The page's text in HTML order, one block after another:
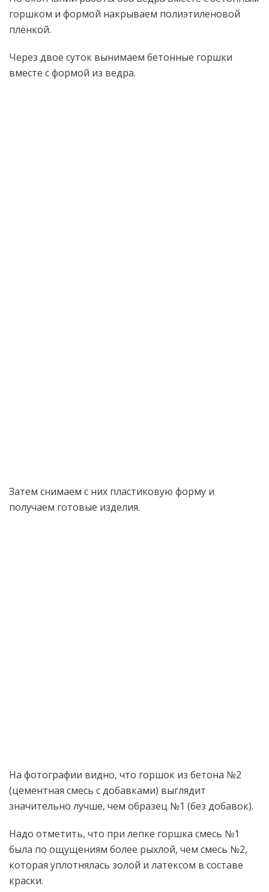
горшком и формой накрываем полиэтиленовой
пленкой.
Через двое суток вынимаем бетонные горшки
вместе с формой из ведра.
Затем снимаем с них пластиковую форму и
получаем готовые изделия.
На фотографии видно, что горшок из бетона №2
(цементная смесь с добавками) выглядит
значительно лучше, чем образец №1 (без добавок).
Надо отметить, что при лепке горшка смесь №1
была по ощущениям более рыхлой, чем смесь №2,
которая уплотнялась золой и латексом в составе
краски.